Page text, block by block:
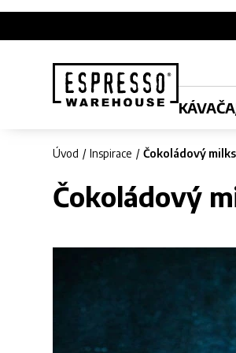
KÁVA
Úvod Inspirace Čokoládový
Čokoládový